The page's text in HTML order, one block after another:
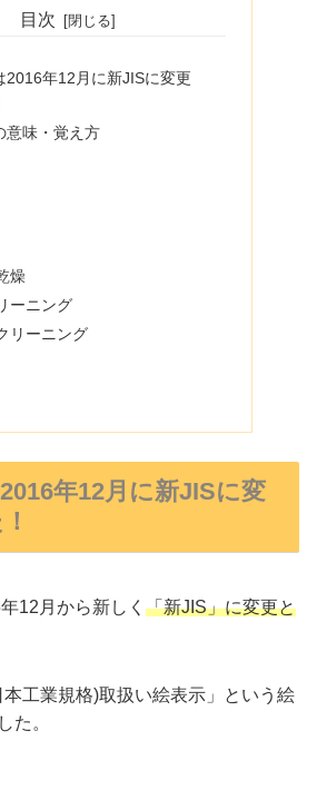
目次
2016年12月に新JISに変更
意味・覚え方
燥
ーニング
リーニング
年12月に新JISに変
12月から新しく 「新JIS」に変更と
工業規格)取扱い絵表示」という絵
た。